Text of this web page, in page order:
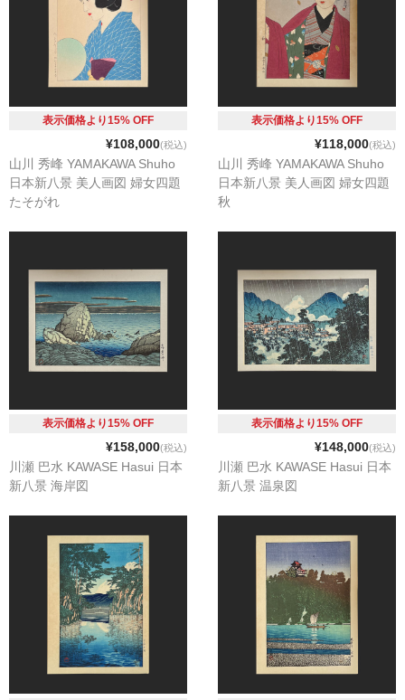
表示価格より15% OFF
¥108,000(税込)
山川 秀峰 YAMAKAWA Shuho
日本新八景 美人画図 婦女四題
たそがれ
表示価格より15% OFF
¥118,000(税込)
山川 秀峰 YAMAKAWA Shuho
日本新八景 美人画図 婦女四題
秋
表示価格より15% OFF
¥158,000(税込)
川瀬 巴水 KAWASE Hasui 日本
新八景 海岸図
表示価格より15% OFF
¥148,000(税込)
川瀬 巴水 KAWASE Hasui 日本
新八景 温泉図